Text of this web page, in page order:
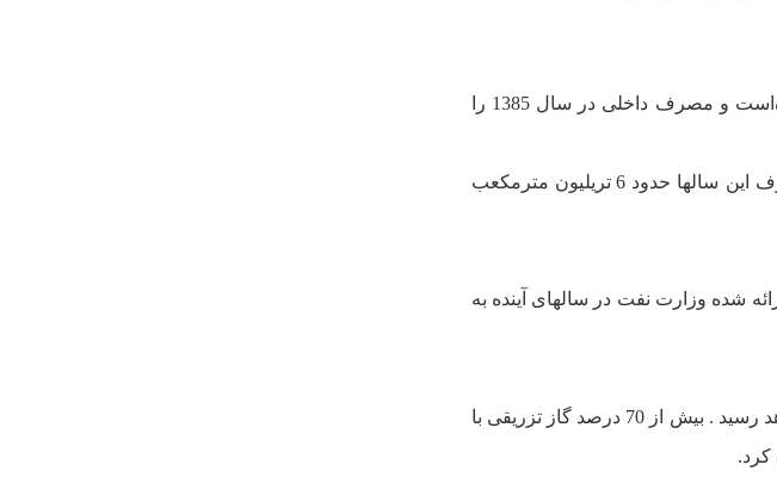
وزارت نفت، حجم گاز طبيعى قابل استحصال ايران را 3/28 تريليون مترمکعب برآورد نموده‌است و مصرف داخلى در سال 1385 را
اگر تا سال 1404ساليانه بطور متوسط ،8درصد به مصرف گاز کشور اضافه شود کل مصرف اين سالها حدود 6 تريليون مترمکعب
طبق برنامه ارائه شده وزارت نفت در سالهاى آينده به
کل گاز تزريقى در حوزه‌هاى نفتى نيز تا سال 1404 به حدود 6/1 تا 9/1 تريليون مترمکعب خواهد رسيد . بيش از 70 درصد گاز تزريقى با
کرد.